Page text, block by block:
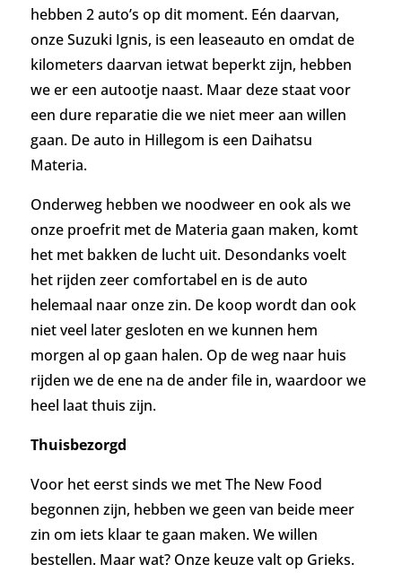
hebben 2 auto’s op dit moment. Eén daarvan,
onze Suzuki Ignis, is een leaseauto en omdat de
kilometers daarvan ietwat beperkt zijn, hebben
we er een autootje naast. Maar deze staat voor
een dure reparatie die we niet meer aan willen
gaan. De auto in Hillegom is een Daihatsu
Materia.
Onderweg hebben we noodweer en ook als we
onze proefrit met de Materia gaan maken, komt
het met bakken de lucht uit. Desondanks voelt
het rijden zeer comfortabel en is de auto
helemaal naar onze zin. De koop wordt dan ook
niet veel later gesloten en we kunnen hem
morgen al op gaan halen. Op de weg naar huis
rijden we de ene na de ander file in, waardoor we
heel laat thuis zijn.
Thuisbezorgd
Voor het eerst sinds we met The New Food
begonnen zijn, hebben we geen van beide meer
zin om iets klaar te gaan maken. We willen
bestellen. Maar wat? Onze keuze valt op Grieks.